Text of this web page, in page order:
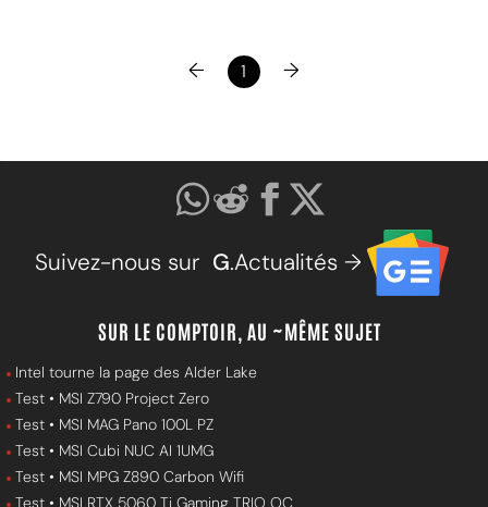
← 1 →
Suivez-nous sur G.Actualités →
SUR LE COMPTOIR, AU ~MÊME SUJET
Intel tourne la page des Alder Lake
Test • MSI Z790 Project Zero
Test • MSI MAG Pano 100L PZ
Test • MSI Cubi NUC AI 1UMG
Test • MSI MPG Z890 Carbon Wifi
Test • MSI RTX 5060 Ti Gaming TRIO OC